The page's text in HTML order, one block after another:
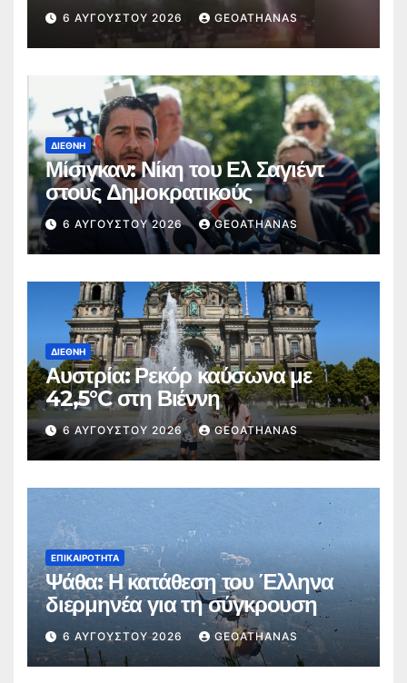
6 ΑΥΓΟΎΣΤΟΥ 2026 GEOATHANAS
ΔΙΕΘΝΉ
Μίσιγκαν: Νίκη του Ελ Σαγιέντ
στους Δημοκρατικούς
6 ΑΥΓΟΎΣΤΟΥ 2026 GEOATHANAS
ΔΙΕΘΝΉ
Αυστρία: Ρεκόρ καύσωνα με
42,5°C στη Βιέννη
6 ΑΥΓΟΎΣΤΟΥ 2026 GEOATHANAS
ΕΠΙΚΑΙΡΌΤΗΤΑ
Ψάθα: Η κατάθεση του Έλληνα
διερμηνέα για τη σύγκρουση
6 ΑΥΓΟΎΣΤΟΥ 2026 GEOATHANAS